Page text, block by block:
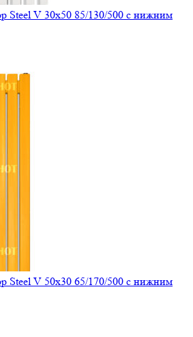
Steel V 30х50 85/130/500 с нижним
Steel V 50х30 65/170/500 с нижним